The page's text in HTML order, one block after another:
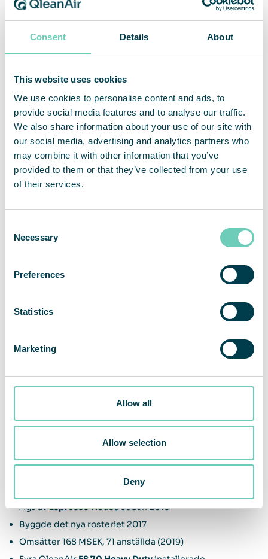
Consent Details About
This website uses cookies
We use cookies to personalise content and ads, to
provide social media features and to analyse our traffic.
We also share information about your use of our site with
our social media, advertising and analytics partners who
may combine it with other information that you’ve
provided to them or that they’ve collected from your use
of their services.
Selection
Necessary
Preferences
Statistics
Marketing
Allow all
Allow selection
Deny
annan yta. Det är i princip plug-and-play och vi har
väldigt enkel och smidig lösning för oss. Vi
Om Johan & Nyström
Ägs avEspresso Housesedan 2016
Byggde det nya rosteriet 2017
Omsätter 168 MSEK, 71 anställda (2019)